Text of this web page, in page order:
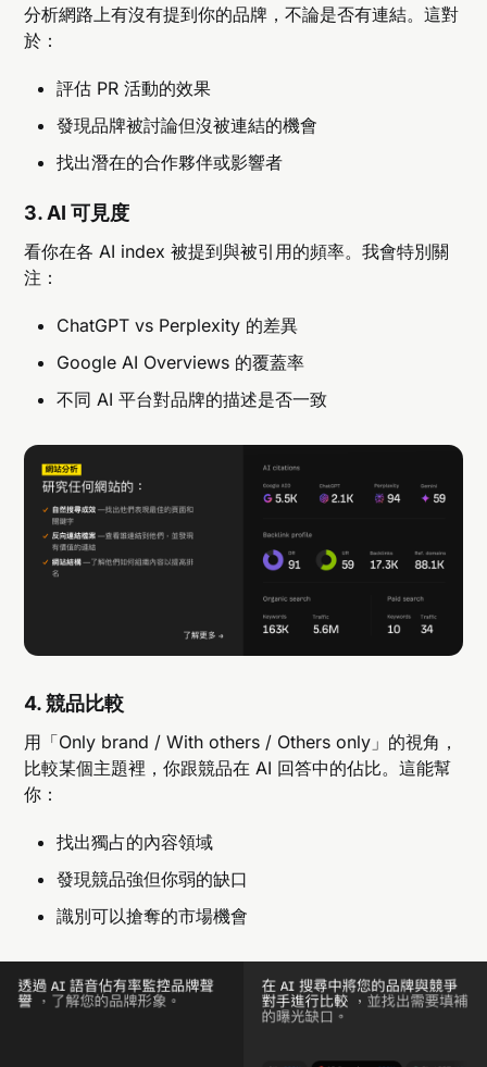
分析網路上有沒有提到你的品牌，不論是否有連結。這對
於：
評估 PR 活動的效果
發現品牌被討論但沒被連結的機會
找出潛在的合作夥伴或影響者
3. AI 可見度
看你在各 AI index 被提到與被引用的頻率。我會特別關
注：
ChatGPT vs Perplexity 的差異
Google AI Overviews 的覆蓋率
不同 AI 平台對品牌的描述是否一致
4. 競品比較
用「Only brand / With others / Others only」的視角，
比較某個主題裡，你跟競品在 AI 回答中的佔比。這能幫
你：
找出獨占的內容領域
發現競品強但你弱的缺口
識別可以搶奪的市場機會